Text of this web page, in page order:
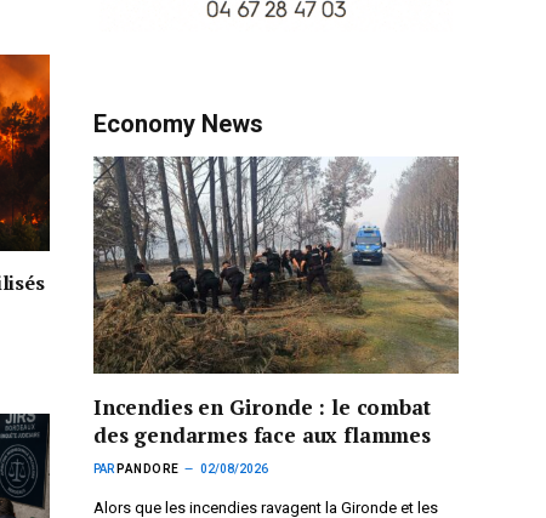
Economy News
Incendies en Gironde : le combat
des gendarmes face aux flammes
PAR PANDORE 02/08/2026
Alors que les incendies ravagent la Gironde et les